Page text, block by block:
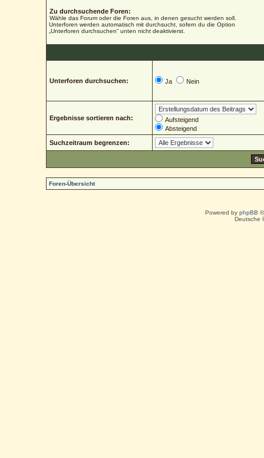
Zu durchsuchende Foren:
Wähle das Forum oder die Foren aus, in denen gesucht werden soll.
Unterforen werden automatisch mit durchsucht, sofern du die Option
„Unterforen durchsuchen“ unten nicht deaktivierst.
Unterforen durchsuchen: Ja Nein
Ergebnisse sortieren nach:
Aufsteigend
Absteigend
Suchzeitraum begrenzen:
Foren-Übersicht
Powered by phpBB
Deutsche